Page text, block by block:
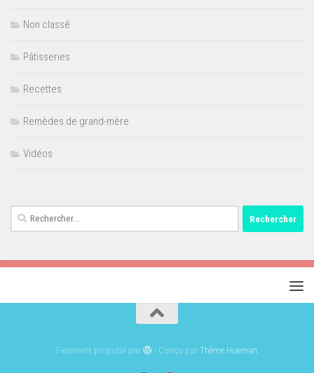
Non classé
Pâtisseries
Recettes
Remèdes de grand-mère
Vidéos
Rechercher :
Fièrement propulsé par - Conçu parThème Hueman